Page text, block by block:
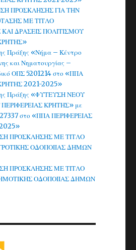
ΠΡΟΣΚΛΗΣΗΣ ΓΙΑ ΤΗΝ
ΜΕ ΤΙΤΛΟ
ΔΡΑΣΕΙΣ ΠΟΛΙΤΙΣΜΟΥ
Πράξης «Νήμα – Κέντρο
και Νηματουργίας –
ΟΠΣ 5201214 στο «ΠΠΑ
2021-2025»
Πράξης «ΦΥΤΕΥΣΗ ΝΕΟΥ
ΚΡΗΤΗΣ» με
στο «ΠΠΑ ΠΕΡΙΦΕΡΕΙΑΣ
ΠΡΟΣΚΛΗΣΗΣ ΜΕ ΤΙΤΛΟ
ΟΔΟΠΟΙΙΑΣ ΔΗΜΩΝ
ΠΡΟΣΚΛΗΣΗΣ ΜΕ ΤΙΤΛΟ
ΟΔΟΠΟΙΙΑΣ ΔΗΜΩΝ